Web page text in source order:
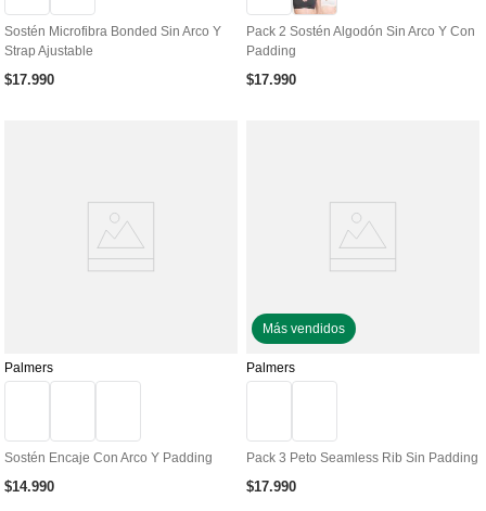
Sostén Microfibra Bonded Sin Arco Y
Strap Ajustable
$17.990
Pack 2 Sostén Algodón Sin Arco Y Con
Padding
$17.990
Palmers
Sostén Encaje Con Arco Y Padding
$14.990
Más vendidos
Palmers
Pack 3 Peto Seamless Rib Sin Padding
$17.990